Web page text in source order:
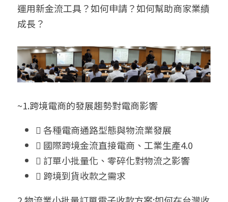
運用新金流工具？如何申請？如何幫助商家業績
成長？
~1.跨境電商的發展趨勢對電商影響
 各種電商通路型態與物流業發展
 國際跨境金流直接電商、工業生產4.0
 訂單小批量化、零碎化對物流之影響
 跨境到貨收款之需求